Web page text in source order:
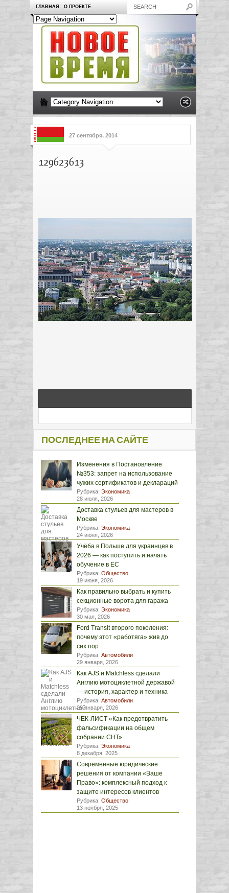
ГЛАВНАЯ О ПРОЕКТЕ
27 сентября, 2014
129623613
ПОСЛЕДНЕЕ НА САЙТЕ
Изменения в Постановление
№353: запрет на использование
чужих сертификатов и деклараций
Рубрика: Экономика
28 июля, 2026
Доставка стульев для мастеров в
Москве
Рубрика: Экономика
24 июня, 2026
Учёба в Польше для украинцев в
2026 — как поступить и начать
обучение в ЕС
Рубрика: Общество
19 июня, 2026
Как правильно выбрать и купить
секционные ворота для гаража
Рубрика: Экономика
30 мая, 2026
Ford Transit второго поколения:
почему этот «работяга» жив до
сих пор
Рубрика: Автомобили
29 января, 2026
Как AJS и Matchless сделали
Англию мотоциклетной державой
— история, характер и техника
Рубрика: Автомобили
29 января, 2026
ЧЕК-ЛИСТ «Как предотвратить
фальсификации на общем
собрании СНТ»
Рубрика: Экономика
8 декабря, 2025
Современные юридические
решения от компании «Ваше
Право»: комплексный подход к
защите интересов клиентов
Рубрика: Общество
13 ноября, 2025